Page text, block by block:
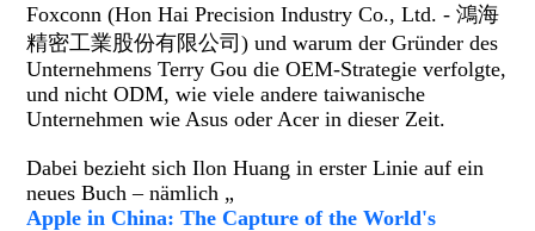
Foxconn (Hon Hai Precision Industry Co., Ltd. - 鴻海
精密工業股份有限公司) und warum der Gründer des
Unternehmens Terry Gou die OEM-Strategie verfolgte,
und nicht ODM, wie viele andere taiwanische
Unternehmen wie Asus oder Acer in dieser Zeit.
Dabei bezieht sich Ilon Huang in erster Linie auf ein
neues Buch – nämlich „
Apple in China: The Capture of the World's